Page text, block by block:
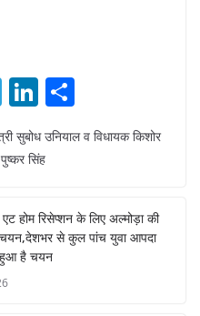
T
el
e
gr
a
m
Li
n
k
dI
n
ar
सुबोध उनियाल व विधायक किशोर
सिंह
होम रिसेप्शन के लिए अल्मोड़ा की
चयन,देशभर से कुल पांच युवा आपदा
है चयन